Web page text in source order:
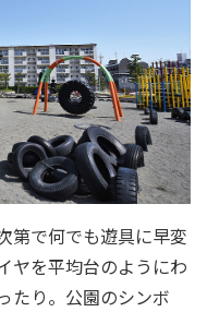
第で何でも遊具に早変
ヤを平均台のようにわ
たり。公園のシンボ